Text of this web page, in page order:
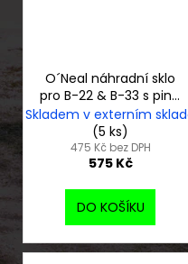
O´Neal náhradní sklo
pro B-22 & B-33 s piny,
radium gold
Skladem v externím
(5 ks)
475 Kč bez DPH
575 Kč
DO KOŠÍKU